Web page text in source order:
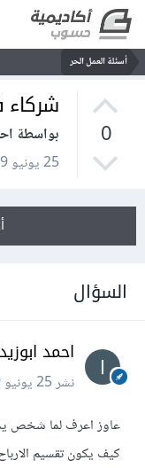
أسئلة العمل الحر
0
بواسطة
25 يونيو 2019
السؤال
احمد ابوزيد2
نشر25 يونيو 2019
عاوز اعرف لما شخص
كيف يكون تقسيم